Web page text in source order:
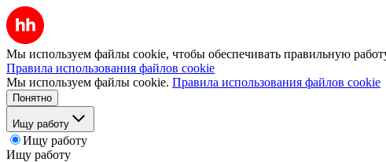
Мы используем файлы cookie, чтобы обеспечивать правильную
Правила использования файлов cookie
Мы используем файлы cookie. Правила использования файлов cookie
Понятно
Ищу работу
Ищу работу
Ищу работу